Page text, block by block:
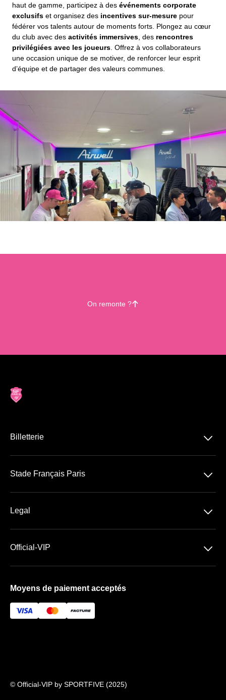
haut de gamme, participez à des événements corporate
exclusifs et organisez des incentives sur-mesure pour
fédérer vos talents autour de moments forts. Plongez au cœur
du club avec des activités immersives , des rencontres
privilégiées avec les joueurs . Offrez à vos collaborateurs
une occasion unique de se motiver, de renforcer leur esprit
d’équipe et de partager des valeurs communes.
On remonte ?􀄨
Billetterie 􀆈
Stade Français Paris
􀆈
Legal 􀆈
Official-VIP 􀆈
FAQ
Moyens de paiement acceptés
© Official-VIP by SPORTFIVE (2025)